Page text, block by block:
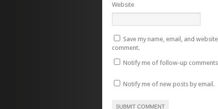
Website
Save my name, email, and
comment.
Notify me of follow-up
Notify me of new posts by email.